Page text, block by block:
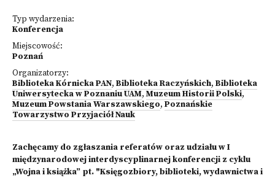
Typ wydarzenia:
Konferencja
Miejscowość:
Poznań
Organizatorzy:
Biblioteka Kórnicka PAN, Biblioteka Raczyńskich, Biblioteka
Uniwersytecka w Poznaniu UAM,Muzeum Historii Polski,
Muzeum Powstania Warszawskiego, Poznańskie
Towarzystwo Przyjaciół Nauk
Zachęcamy do zgłaszania referatów oraz udziału w I
międzynarodowej interdyscyplinarnej konferencji z cyklu
„Wojna i książka” pt. "Księgozbiory, biblioteki, wydawnictwa i